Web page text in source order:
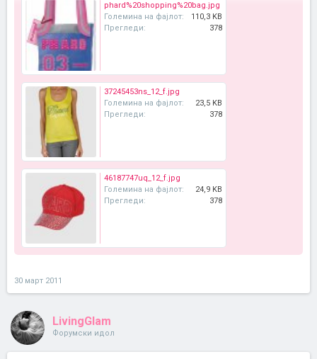
phard%20shopping%20bag.jpg
Големина на фајлот:
110,3 KB
Прегледи:
378
37245453ns_12_f.jpg
Големина на фајлот:
23,5 KB
Прегледи:
378
46187747uq_12_f.jpg
Големина на фајлот:
24,9 KB
Прегледи:
378
30 март 2011
LivingGlam
Форумски идол